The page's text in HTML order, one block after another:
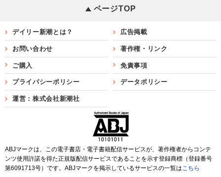
ページTOP
デイリー新潮とは？ 広告掲載
お問い合わせ 著作権・リンク
ご購入 免責事項
プライバシーポリシー データポリシー
運営：株式会社新潮社
ABJマークは、この電子書店・電子書籍配信サービスが、著作権者からコンテ
ンツ使用許諾を得た正規版配信サービスであることを示す登録商標（登録番号
第6091713号）です。ABJマークを掲示しているサービスの一覧はこちら